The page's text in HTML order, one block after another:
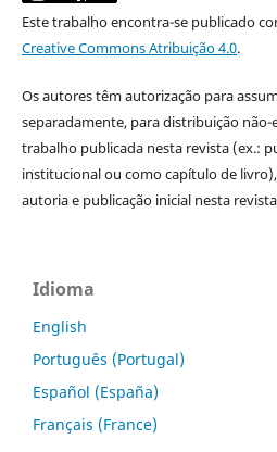
Este trabalho encontra-se publicado
Creative Commons Atribuição 4.0.
Os autores têm autorização para
separadamente, para distribuição não-
trabalho publicada nesta revista (ex.:
institucional ou como capítulo de
autoria e publicação inicial nesta
Idioma
English
Português (Portugal)
Español (España)
Français (France)